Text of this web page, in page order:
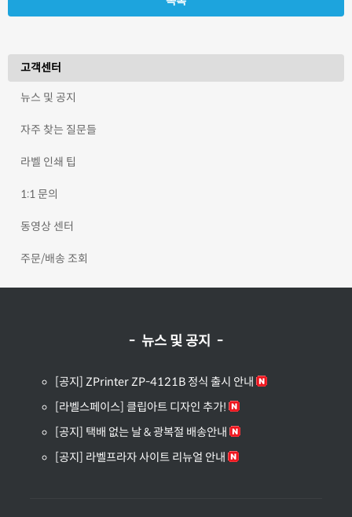
고객센터
뉴스 및 공지
자주 찾는 질문들
라벨 인쇄 팁
1:1 문의
동영상 센터
주문/배송 조회
- 뉴스 및 공지 -
[공지] ZPrinter ZP-4121B 정식 출시 안내
[라벨스페이스] 클립아트 디자인 추가!
[공지] 택배 없는 날 & 광복절 배송안내
[공지] 라벨프라자 사이트 리뉴얼 안내